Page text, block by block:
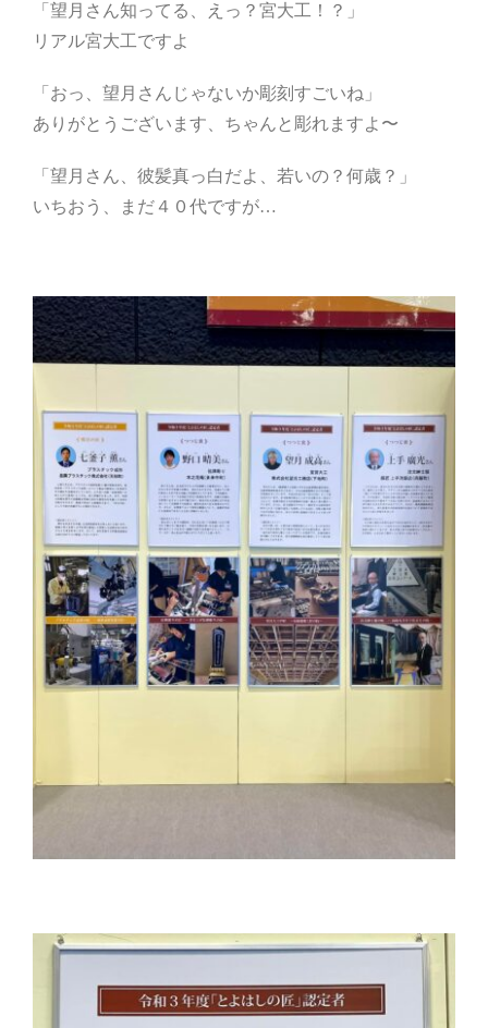
「望月さん知ってる、えっ？宮大工！？」
リアル宮大工ですよ
「おっ、望月さんじゃないか彫刻すごいね」
ありがとうございます、ちゃんと彫れますよ〜
「望月さん、彼髪真っ白だよ、若いの？何歳？」
いちおう、まだ４０代ですが…